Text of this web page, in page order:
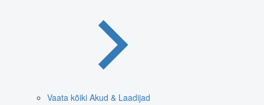
Vaata kõiki Akud & Laadijad